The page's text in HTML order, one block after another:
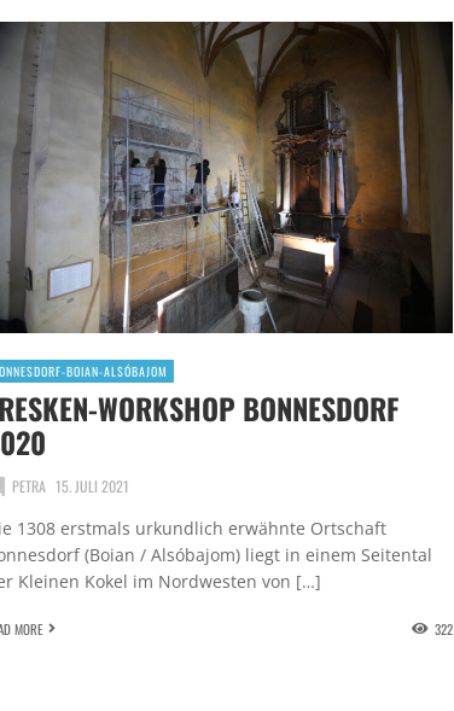
BOIAN-ALSÓBAJOM
WORKSHOP BONNESDORF
PETRA 15. JULI 2021
1308 erstmals urkundlich erwähnte Ortschaft
(Boian / Alsóbajom) liegt in einem Seitental
Kleinen Kokel im Nordwesten von […]
MORE 322